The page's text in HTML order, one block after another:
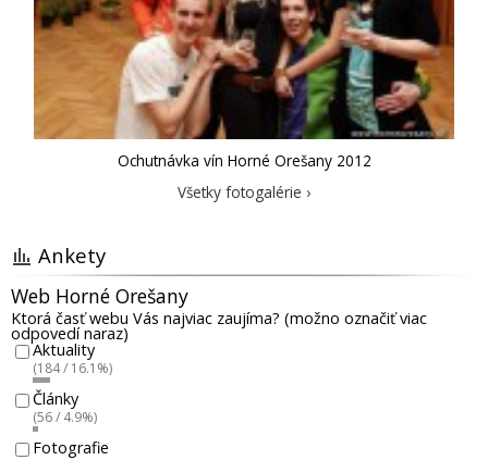
Ochutnávka vín Horné Orešany 2012
Všetky fotogalérie ›
Ankety
Web Horné Orešany
Ktorá časť webu Vás najviac zaujíma? (možno označiť viac
odpovedí naraz)
Aktuality
(184 / 16.1%)
Články
(56 / 4.9%)
Fotografie